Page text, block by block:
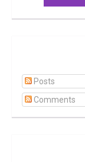
Posts
Comments